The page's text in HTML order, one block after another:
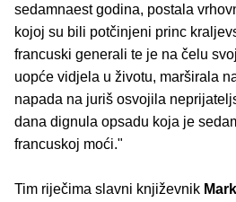
sedamnaest godina, postala
kojoj su bili potčinjeni princ
francuski generali te je na čelu
uopće vidjela u životu, marširala
napada na juriš osvojila
dana dignula opsadu koja je
francuskoj moći."
Tim riječima slavni književnik